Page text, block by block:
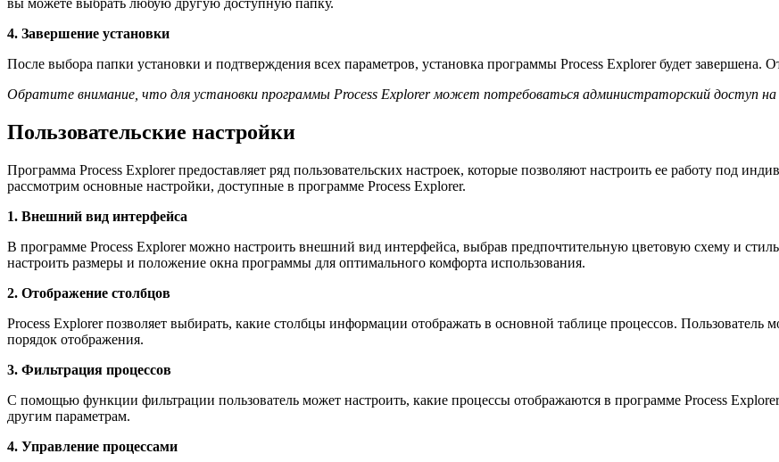
4. Завершение установки
После выбора папки установки и подтверждения всех параметров, установка программы Process Explorer будет завершена.
Обратите внимание, что для установки программы Process Explorer может потребоваться администраторский доступ
Пользовательские настройки
Программа Process Explorer предоставляет ряд пользовательских настроек, которые позволяют настроить ее работу под
рассмотрим основные настройки, доступные в программе Process Explorer.
1. Внешний вид интерфейса
В программе Process Explorer можно настроить внешний вид интерфейса, выбрав предпочтительную цветовую схему и
настроить размеры и положение окна программы для оптимального комфорта использования.
2. Отображение столбцов
Process Explorer позволяет выбирать, какие столбцы информации отображать в основной таблице процессов.
порядок отображения.
3. Фильтрация процессов
С помощью функции фильтрации пользователь может настроить, какие процессы отображаются в программе Process
другим параметрам.
4. Управление процессами